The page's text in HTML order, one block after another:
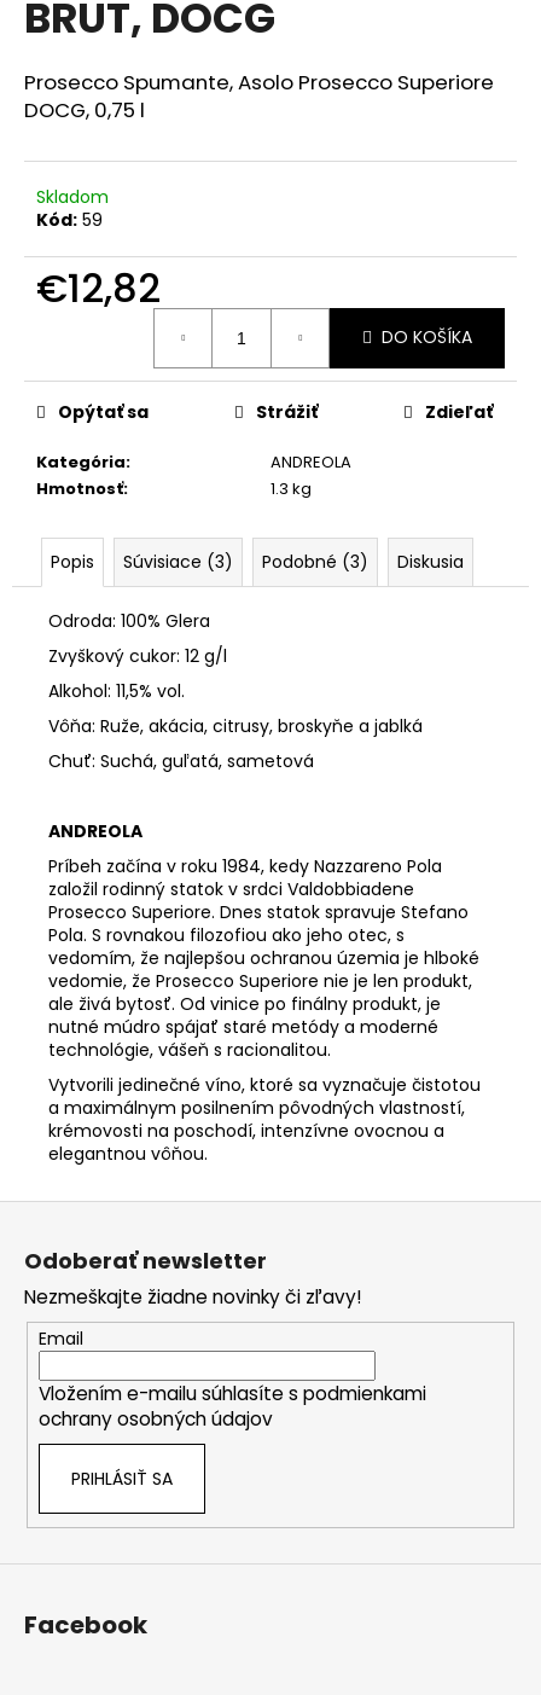
BRUT, DOCG
Prosecco Spumante, Asolo Prosecco Superiore
DOCG, 0,75 l
Skladom
Kód: 59
€12,82
DO KOŠÍKA
Kategória:
ANDREOLA
Hmotnosť: 1.3 kg
Opýtať sa Strážiť Zdieľať
Popis Súvisiace (3) Podobné (3) Diskusia
Odroda: 100% Glera
Zvyškový cukor: 12 g/l
Alkohol: 11,5% vol.
Vôňa: Ruže, akácia, citrusy, broskyňe a jablká
Chuť: Suchá, guľatá, sametová
ANDREOLA
Príbeh začína v roku 1984, kedy Nazzareno Pola
založil rodinný statok v srdci Valdobbiadene
Prosecco Superiore. Dnes statok spravuje Stefano
Pola. S rovnakou filozofiou ako jeho otec, s
vedomím, že najlepšou ochranou územia je hlboké
vedomie, že Prosecco Superiore nie je len produkt,
ale živá bytosť. Od vinice po finálny produkt, je
nutné múdro spájať staré metódy a moderné
technológie, vášeň s racionalitou.
Vytvorili jedinečné víno, ktoré sa vyznačuje čistotou
a maximálnym posilnením pôvodných vlastností,
krémovosti na poschodí, intenzívne ovocnou a
elegantnou vôňou.
á
s
ť
?
O
d
o
m
LEA
WINERY
600
CAMPI,
BLANCS,
NEALKOHOLICKÉ
€12,82
Z
Odoberať newsletter
Nezmeškajte žiadne novinky či zľavy!
Email
Vložením e-mailu súhlasíte s podmienkami
ochrany osobných údajov
PRIHLÁSIŤ SA
Facebook